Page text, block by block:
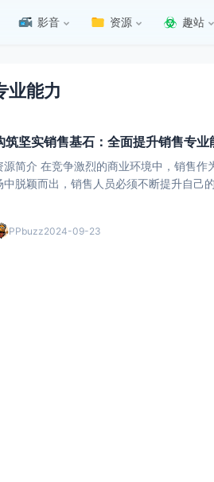
影音 资源 趣站
业能力
筑坚实销售基石：全面提升销售专业
源简介 在竞争激烈的商业环境中，销售
中脱颖而出，销售人员必须不断提升自己
PPbuzz2024-09-23